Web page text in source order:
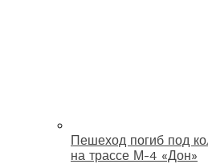
Пешеход погиб под
на трассе М-4 «Дон»